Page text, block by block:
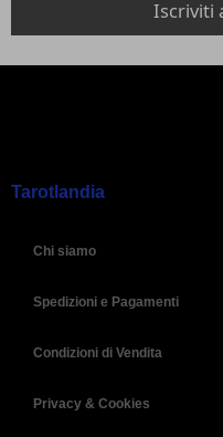
Tarotlandia
Chi siamo
Spedizioni e Pagamenti
Condizioni di Vendita
Privacy & Cookies